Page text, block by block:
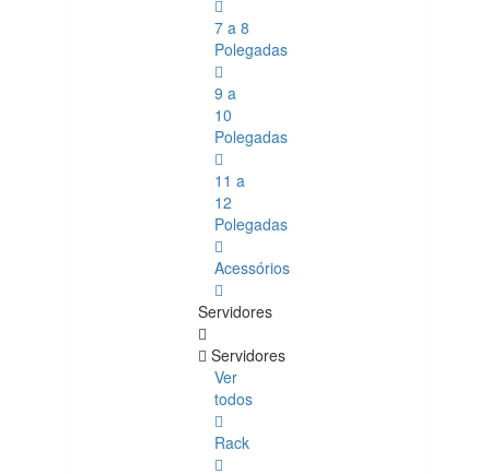
7 a 8
Polegadas
9 a
10
Polegadas
11 a
12
Polegadas
Acessórios
Servidores
Servidores
Ver
todos
Rack